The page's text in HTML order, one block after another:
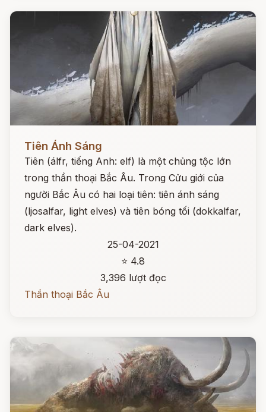
Tiên Ánh Sáng
Tiên (álfr, tiếng Anh: elf) là một chủng tộc lớn
trong thần thoại Bắc Âu. Trong Cửu giới của
người Bắc Âu có hai loại tiên: tiên ánh sáng
(ljosalfar, light elves) và tiên bóng tối (dokkalfar,
dark elves).
25-04-2021
⭐ 4.8
3,396 lượt đọc
Thần thoại Bắc Âu